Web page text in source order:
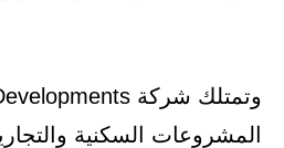
المشروعات السكنية